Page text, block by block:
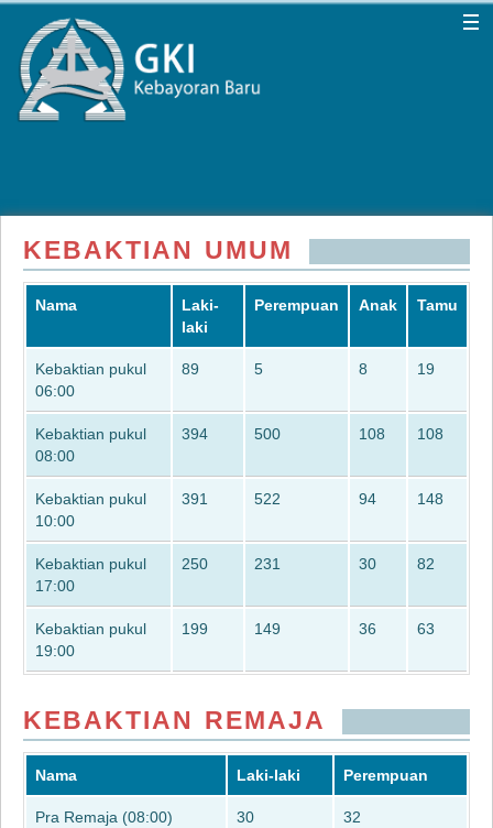
KEBAKTIAN UMUM
Nama
Laki-
laki
Perempuan Anak Tamu
Kebaktian pukul
06:00
89 5 8 19
Kebaktian pukul
08:00
394 500 108 108
Kebaktian pukul
10:00
391 522 94 148
Kebaktian pukul
17:00
250 231 30 82
Kebaktian pukul
19:00
199 149 36 63
KEBAKTIAN REMAJA
Nama Laki-laki Perempuan
Pra Remaja (08:00) 30 32